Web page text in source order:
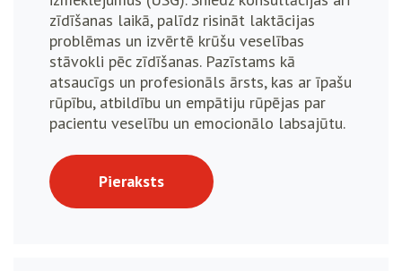
zīdīšanas laikā, palīdz risināt laktācijas
problēmas un izvērtē krūšu veselības
stāvokli pēc zīdīšanas. Pazīstams kā
atsaucīgs un profesionāls ārsts, kas ar īpašu
rūpību, atbildību un empātiju rūpējas par
pacientu veselību un emocionālo labsajūtu.
Pieraksts